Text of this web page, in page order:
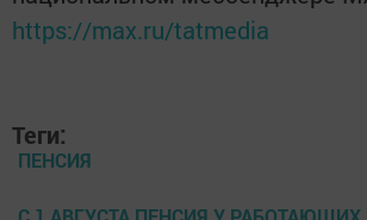
https://max.ru/tatmedia
Теги:
ПЕНСИЯ